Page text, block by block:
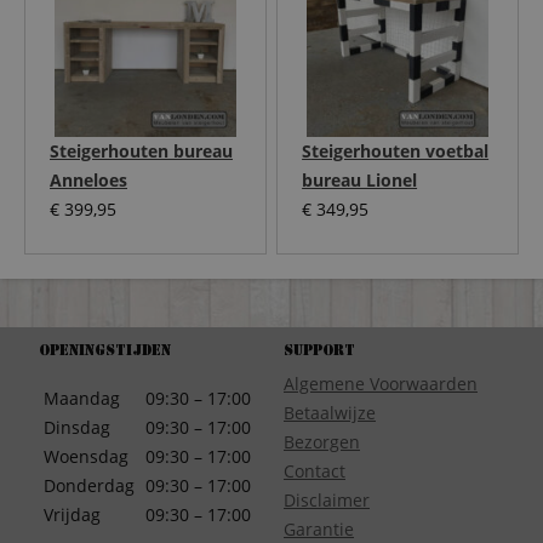
Steigerhouten voetbal
bureau Lionel
€ 349,95
Steigerhouten bureau
Anneloes
€ 399,95
Openingstijden
Maandag
Dinsdag
Woensdag
Donderdag
Vrijdag
09:30 – 17:00
09:30 – 17:00
09:30 – 17:00
09:30 – 17:00
09:30 – 17:00
Support
Algemene Voorwaarden
Betaalwijze
Bezorgen
Contact
Disclaimer
Garantie